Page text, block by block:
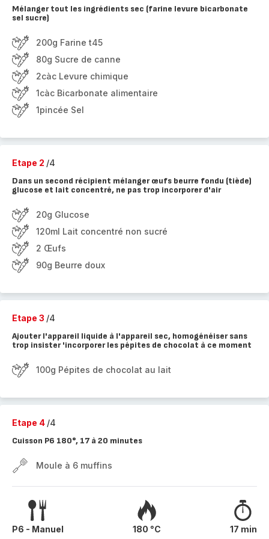
Mélanger tout les ingrédients sec (farine levure bicarbonate
sel sucre)
200g Farine t45
80g Sucre de canne
2càc Levure chimique
1càc Bicarbonate alimentaire
1pincée Sel
Etape 2 /4
Dans un second récipient mélanger œufs beurre fondu (tiède)
glucose et lait concentré, ne pas trop incorporer d'air
20g Glucose
120ml Lait concentré non sucré
2 Œufs
90g Beurre doux
Etape 3 /4
Ajouter l'appareil liquide à l'appareil sec, homogénéiser sans
trop insister 'incorporer les pépites de chocolat à ce moment
100g Pépites de chocolat au lait
Etape 4 /4
Cuisson P6 180°, 17 à 20 minutes
Moule à 6 muffins
P6 - Manuel 180 °C 17 min